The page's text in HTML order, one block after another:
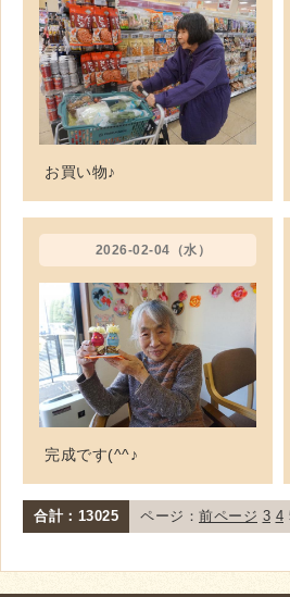
お買い物♪
2026-02-04（水）
完成です(^^♪
合計：13025 ページ： 前ページ 3 4